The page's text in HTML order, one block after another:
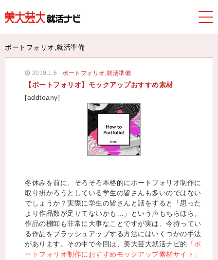
美大芸大就活ナビ>TOPICS
> 【ポ
ポートフォリオ 就活準備
2019.1.6 ポートフォリオ ,就活準備
【ポートフォリオ】モックアップおすすめ素材
[addtoany]
冬休みを前に、そろそろ本格的にポートフォリオ制作に
取り掛かろうとしている学生の皆さんも多いのではない
でしょうか？実際に学生の皆さんと話をすると「思った
より作品数が足りてないかも…」という声もちらほら。
作品の棚卸も非常に大事なことですが実は、今持ってい
る作品をブラッシュアップする方法にはいくつかの手法
があります。その中で今回は、美大芸大就活ナビ的 「ポ
ートフォリオ制作におすすめモックアップ素材サイト」